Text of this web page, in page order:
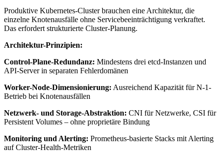
Produktive Kubernetes-Cluster brauchen eine Architektur, die
einzelne Knotenausfälle ohne Servicebeeinträchtigung verkraftet.
Das erfordert strukturierte Cluster-Planung.
Architektur-Prinzipien:
Control-Plane-Redundanz: Mindestens drei etcd-Instanzen und
API-Server in separaten Fehlerdomänen
Worker-Node-Dimensionierung: Ausreichend Kapazität für N-1-
Betrieb bei Knotenausfällen
Netzwerk- und Storage-Abstraktion: CNI für Netzwerke, CSI für
Persistent Volumes – ohne proprietäre Bindung
Monitoring und Alerting: Prometheus-basierte Stacks mit Alerting
auf Cluster-Health-Metriken